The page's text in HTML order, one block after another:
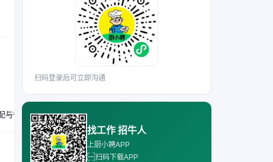
扫码登录后可立即沟通
找工作 招牛人
上厨小聘APP
扫码下载APP